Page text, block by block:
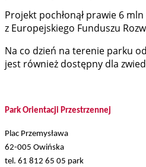
Projekt pochłonął prawie 6
z Europejskiego Funduszu
Na co dzień na terenie parku
jest również dostępny dla
Park Orientacji Przestrzennej
Plac Przemysława
62-005 Owińska
tel. 61 812 65 05 park